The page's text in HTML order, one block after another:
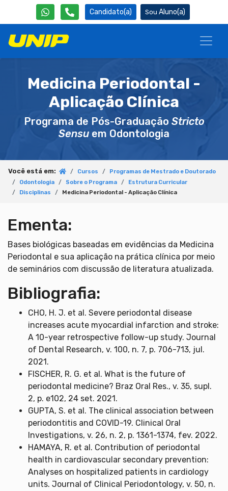
Candidato(a) Aluno(a)
Medicina Periodontal -
Aplicação Clínica
Programa de Pós-Graduação Stricto
Sensu em Odontologia
Você está em: Cursos
Programas de Mestrado e Doutorado
Odontologia
Sobre o Programa
Estrutura Curricular
Disciplinas
Medicina Periodontal - Aplicação Clínica
Ementa:
Bases biológicas baseadas em evidências da Medicina
Periodontal e sua aplicação na prática clínica por meio
de seminários com discussão de literatura atualizada.
Bibliografia:
CHO, H. J. et al. Severe periodontal disease
increases acute myocardial infarction and stroke:
A 10-year retrospective follow-up study. Journal
of Dental Research, v. 100, n. 7, p. 706-713, jul.
2021.
FISCHER, R. G. et al. What is the future of
periodontal medicine? Braz Oral Res., v. 35, supl.
2, p. e102, 24 set. 2021.
GUPTA, S. et al. The clinical association between
periodontitis and COVID-19. Clinical Oral
Investigations, v. 26, n. 2, p. 1361-1374, fev. 2022.
HAMAYA, R. et al. Contribution of periodontal
health in cardiovascular secondary prevention:
Analyses on hospitalized patients in cardiology
units. Journal of Clinical Periodontology, v. 50, n.